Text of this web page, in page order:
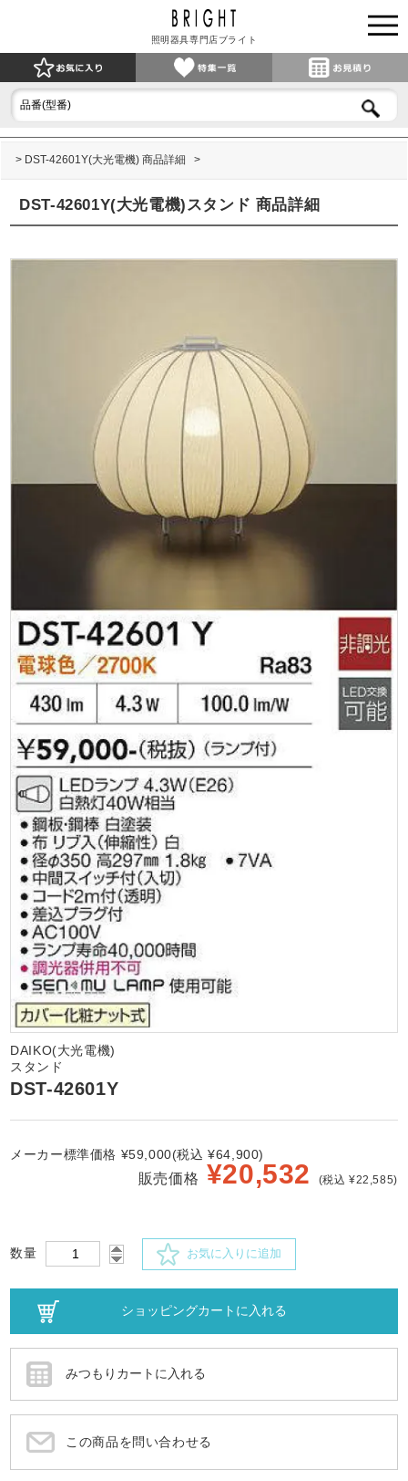
照明器具専門店ブライト
DST-42601Y(大光電機) 商品詳細
DST-42601Y(大光電機)スタンド 商品詳細
DAIKO(大光電機)
スタンド
DST-42601Y
メーカー標準価格 ¥59,000(税込 ¥64,900)
販売価格 ¥20,532 (税込 ¥22,585)
数量 お気に入りに追加
この商品を問い合わせる